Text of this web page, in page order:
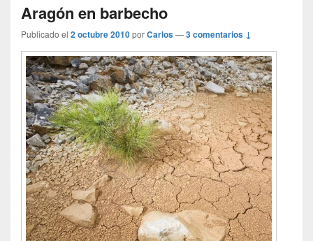
Aragón en barbecho
Publicado el 2 octubre 2010porCarlos—3 comentarios ↓